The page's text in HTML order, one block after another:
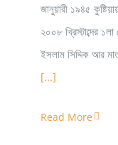
জানুয়ারী ১৯৪৫
২০০৮ খ্রিস্টাব্দের
ইসলাম সিদ্দিক আর
[...]
Read More